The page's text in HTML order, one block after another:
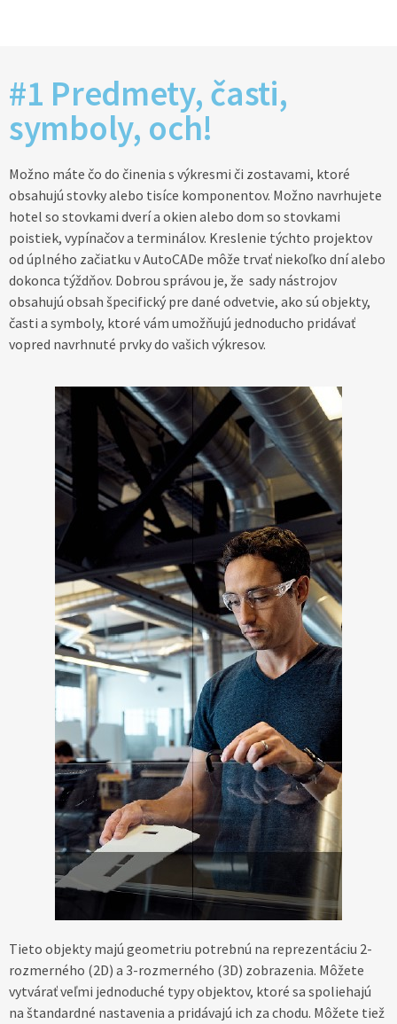
#1 Predmety, časti,
symboly, och!
Možno máte čo do činenia s výkresmi či zostavami, ktoré
obsahujú stovky alebo tisíce komponentov. Možno navrhujete
hotel so stovkami dverí a okien alebo dom so stovkami
poistiek, vypínačov a terminálov. Kreslenie týchto projektov
od úplného začiatku v AutoCADe môže trvať niekoľko dní alebo
dokonca týždňov. Dobrou správou je, že sady nástrojov
obsahujú obsah špecifický pre dané odvetvie, ako sú objekty,
časti a symboly, ktoré vám umožňujú jednoducho pridávať
vopred navrhnuté prvky do vašich výkresov.
Tieto objekty majú geometriu potrebnú na reprezentáciu 2-
rozmerného (2D) a 3-rozmerného (3D) zobrazenia. Môžete
vytvárať veľmi jednoduché typy objektov, ktoré sa spoliehajú
na štandardné nastavenia a pridávajú ich za chodu. Môžete tiež